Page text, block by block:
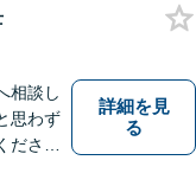
相談
◎】
相談し
思わず
ださ
詳細を見
る